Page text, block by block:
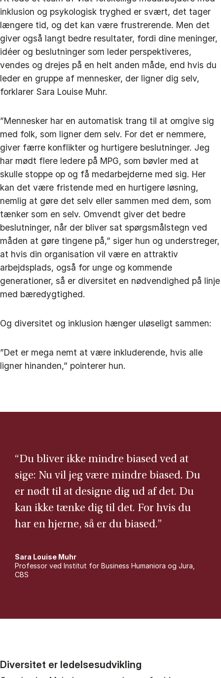
inklusion og psykologisk tryghed er svært, det tager
længere tid, og det kan være frustrerende. Men det
giver også langt bedre resultater, fordi dine meninger,
idéer og beslutninger som leder perspektiveres,
vendes og drejes på en helt anden måde, end hvis du
leder en gruppe af mennesker, der ligner dig selv,
forklarer Sara Louise Muhr.
”Mennesker har en automatisk trang til at omgive sig
med folk, som ligner dem selv. For det er nemmere,
giver færre konflikter og hurtigere beslutninger. Jeg
har mødt flere ledere på MPG, som bøvler med at
skulle stoppe op og få medarbejderne med sig. Her
kan det være fristende med en hurtigere løsning,
nemlig at gøre det selv eller sammen med dem, som
tænker som en selv. Omvendt giver det bedre
beslutninger, når der bliver sat spørgsmålstegn ved
måden at gøre tingene på,” siger hun og understreger,
at hvis din organisation vil være en attraktiv
arbejdsplads, også for unge og kommende
generationer, så er diversitet en nødvendighed på linje
med bæredygtighed.
Og diversitet og inklusion hænger uløseligt sammen:
”Det er mega nemt at være inkluderende, hvis alle
ligner hinanden,” pointerer hun.
“Du bliver ikke mindre biased ved at
sige: Nu vil jeg være mindre biased. Du
er nødt til at designe dig ud af det. Du
kan ikke tænke dig til det. For hvis du
har en hjerne, så er du biased.”
Sara Louise Muhr
Professor ved Institut for Business Humaniora og Jura,
CBS
Diversitet er ledelsesudvikling